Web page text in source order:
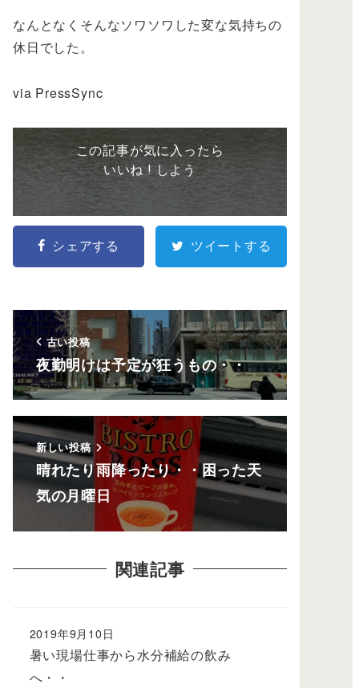
なんとなくそんなソワソワした変な気持ちの
休日でした。
via PressSync
この記事が気に入ったら
いいね ! しよう
シェアする ツイートする
古い投稿
夜勤明けは予定が狂うもの・・
新しい投稿
晴れたり雨降ったり・・困った天
気の月曜日
関連記事
暑い現場仕事から水分補給の飲み
へ・・
2019年9月10日